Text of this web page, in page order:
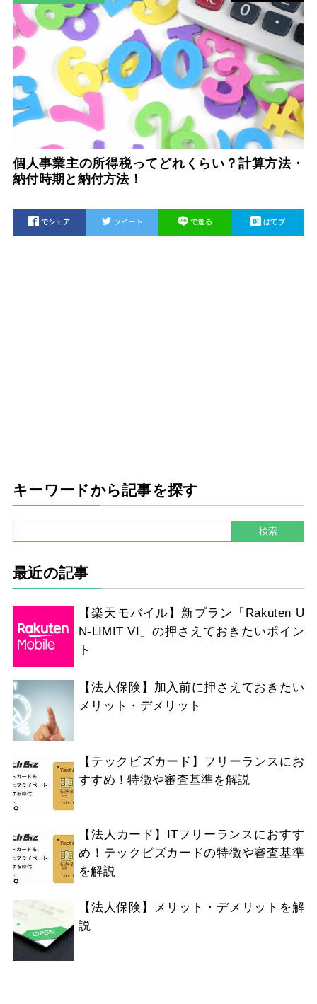
個人事業主の所得税ってどれくらい？計算方法・
納付時期と納付方法！
でシェア ツイート で送る はてブ
キーワードから記事を探す
最近の記事
【楽天モバイル】新プラン「Rakuten U
N-LIMIT VI」の押さえておきたいポイン
ト
【法人保険】加入前に押さえておきたい
メリット・デメリット
【テックビズカード】フリーランスにお
すすめ！特徴や審査基準を解説
【法人カード】ITフリーランスにおすす
め！テックビズカードの特徴や審査基準
を解説
【法人保険】メリット・デメリットを解
説